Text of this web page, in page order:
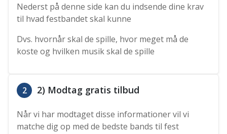
Nederst på denne side kan du indsende dine krav
til hvad festbandet skal kunne
Dvs. hvornår skal de spille, hvor meget må de
koste og hvilken musik skal de spille
2 2) Modtag gratis tilbud
Når vi har modtaget disse informationer vil vi
matche dig op med de bedste bands til fest